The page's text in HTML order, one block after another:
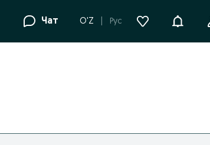
Чат O'Z Рус